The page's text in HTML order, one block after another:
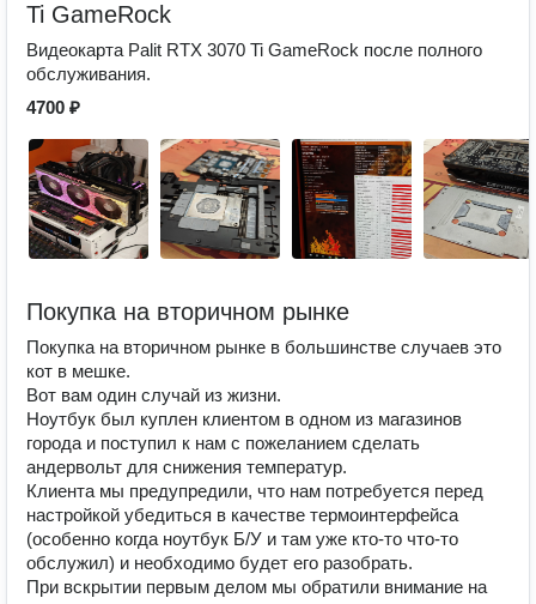
Ti GameRock
Видеокарта Palit RTX 3070 Ti GameRock после полного
обслуживания.
4700 ₽
Покупка на вторичном рынке
Покупка на вторичном рынке в большинстве случаев это
кот в мешке.
Вот вам один случай из жизни.
Ноутбук был куплен клиентом в одном из магазинов
города и поступил к нам с пожеланием сделать
андервольт для снижения температур.
Клиента мы предупредили, что нам потребуется перед
настройкой убедиться в качестве термоинтерфейса
(особенно когда ноутбук Б/У и там уже кто-то что-то
обслужил) и необходимо будет его разобрать.
При вскрытии первым делом мы обратили внимание на